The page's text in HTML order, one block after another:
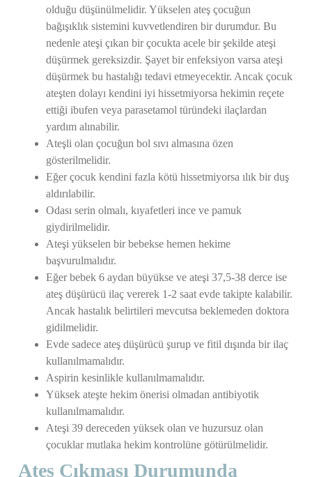
olduğu düşünülmelidir. Yükselen ateş çocuğun
bağışıklık sistemini kuvvetlendiren bir durumdur. Bu
nedenle ateşi çıkan bir çocukta acele bir şekilde ateşi
düşürmek gereksizdir. Şayet bir enfeksiyon varsa ateşi
düşürmek bu hastalığı tedavi etmeyecektir. Ancak çocuk
ateşten dolayı kendini iyi hissetmiyorsa hekimin reçete
ettiği ibufen veya parasetamol türündeki ilaçlardan
yardım alınabilir.
Ateşli olan çocuğun bol sıvı almasına özen
gösterilmelidir.
Eğer çocuk kendini fazla kötü hissetmiyorsa ılık bir duş
aldırılabilir.
Odası serin olmalı, kıyafetleri ince ve pamuk
giydirilmelidir.
Ateşi yükselen bir bebekse hemen hekime
başvurulmalıdır.
Eğer bebek 6 aydan büyükse ve ateşi 37,5-38 derce ise
ateş düşürücü ilaç vererek 1-2 saat evde takipte kalabilir.
Ancak hastalık belirtileri mevcutsa beklemeden doktora
gidilmelidir.
Evde sadece ateş düşürücü şurup ve fitil dışında bir ilaç
kullanılmamalıdır.
Aspirin kesinlikle kullanılmamalıdır.
Yüksek ateşte hekim önerisi olmadan antibiyotik
kullanılmamalıdır.
Ateşi 39 dereceden yüksek olan ve huzursuz olan
çocuklar mutlaka hekim kontrolüne götürülmelidir.
Ateş Çıkması Durumunda